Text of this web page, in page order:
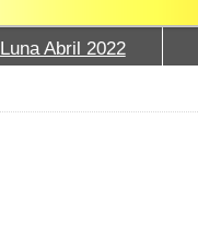
Luna Abril 2022